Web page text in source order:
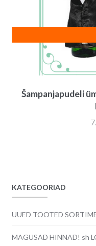
Šampanjapudeli
KATEGOORIAD
UUED TOOTED
MAGUSAD HINNAD! sh